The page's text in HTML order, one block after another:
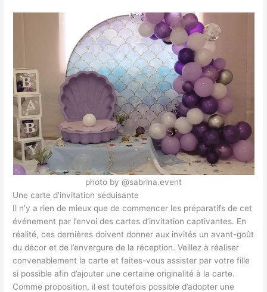
photo by @sabrina.event
Une carte d’invitation séduisante
Il n’y a rien de mieux que de commencer les préparatifs de cet
événement par l’envoi des cartes d’invitation captivantes. En
réalité, ces dernières doivent donner aux invités un avant-goût
du décor et de l’envergure de la réception. Veillez à réaliser
convenablement la carte et faites-vous assister par votre fille
si possible afin d’ajouter une certaine originalité à la carte.
Comme proposition, il est toutefois possible d’adopter une